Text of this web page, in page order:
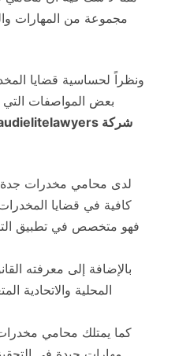
مجموعة من المهارات
ونظراً لحساسية قضايا
بعض المواصفات التي
لدى محامي مخدرات
كافية في قضايا
فهو متخصص في تطبيق
بالإضافة إلى معرفته
المحلية والاتحادية
كما يمتلك محامي